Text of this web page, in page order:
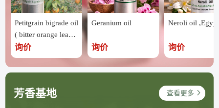
Petitgrain bigrade oil
( bitter orange leave
s ) ,Egypt
询价
Geranium oil
询价
Neroli oil ,Egypt
询价
芳香基地 查看更多